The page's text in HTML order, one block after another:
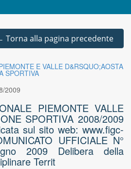
Torna alla pagina precedente
E VALLE D&RSQUO;AOSTA
SPORTIVA
2009
PIEMONTE VALLE
SPORTIVA 2008/2009
sul sito web: www.figc-
UFFICIALE N°
2009 Delibera della
Territ